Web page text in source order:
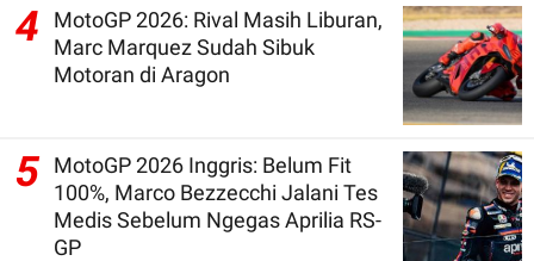
4
MotoGP 2026: Rival Masih Liburan,
Marc Marquez Sudah Sibuk
Motoran di Aragon
5 MotoGP 2026 Inggris: Belum Fit
100%, Marco Bezzecchi Jalani Tes
Medis Sebelum Ngegas Aprilia RS-
GP